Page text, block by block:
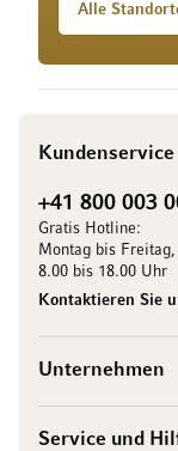
Alle
Kundenservice
+41 800 003
Gratis Hotline:
Montag bis Freitag,
8.00 bis 18.00 Uhr
Kontaktieren Sie
Unternehmen
Service und